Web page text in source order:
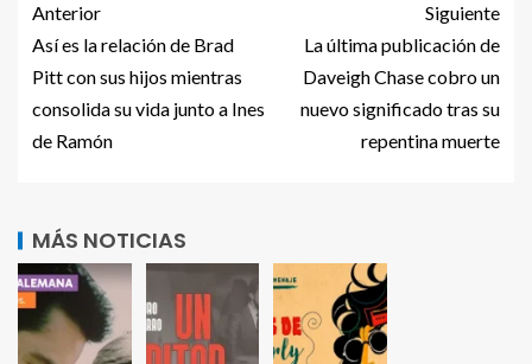
Anterior
Así es la relación de Brad
Pitt con sus hijos mientras
consolida su vida junto a Ines
de Ramón
Siguiente
La última publicación de
Daveigh Chase cobro un
nuevo significado tras su
repentina muerte
MÁS NOTICIAS